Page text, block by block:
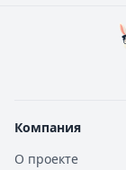
Компания
О проекте